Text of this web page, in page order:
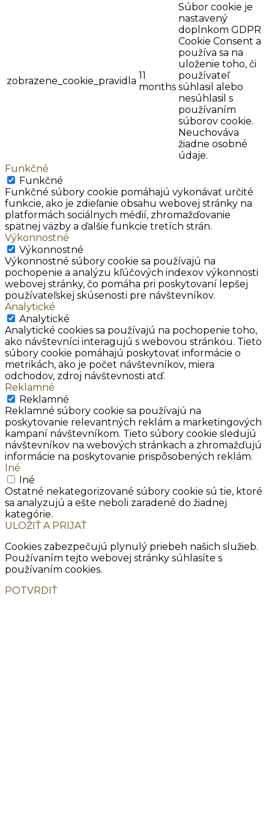
zobrazene_cookie_pravidla 11
months
Súbor cookie je
nastavený
doplnkom GDPR
Cookie Consent a
používa sa na
uloženie toho, či
používateľ
súhlasil alebo
nesúhlasil s
používaním
súborov cookie.
Neuchováva
žiadne osobné
údaje.
Funkčné
Funkčné
Funkčné súbory cookie pomáhajú vykonávať určité
funkcie, ako je zdieľanie obsahu webovej stránky na
platformách sociálnych médií, zhromažďovanie
spätnej väzby a ďalšie funkcie tretích strán.
Výkonnostné
Výkonnostné
Výkonnostné súbory cookie sa používajú na
pochopenie a analýzu kľúčových indexov výkonnosti
webovej stránky, čo pomáha pri poskytovaní lepšej
používateľskej skúsenosti pre návštevníkov.
Analytické
Analytické
Analytické cookies sa používajú na pochopenie toho,
ako návštevníci interagujú s webovou stránkou. Tieto
súbory cookie pomáhajú poskytovať informácie o
metrikách, ako je počet návštevníkov, miera
odchodov, zdroj návštevnosti atď.
Reklamné
Reklamné
Reklamné súbory cookie sa používajú na
poskytovanie relevantných reklám a marketingových
kampaní návštevníkom. Tieto súbory cookie sledujú
návštevníkov na webových stránkach a zhromažďujú
informácie na poskytovanie prispôsobených reklám.
Iné
Iné
Ostatné nekategorizované súbory cookie sú tie, ktoré
sa analyzujú a ešte neboli zaradené do žiadnej
kategórie.
ULOŽIŤ A PRIJAŤ
Cookies zabezpečujú plynulý priebeh našich služieb.
Používaním tejto webovej stránky súhlasíte s
používaním cookies.
POTVRDIŤ